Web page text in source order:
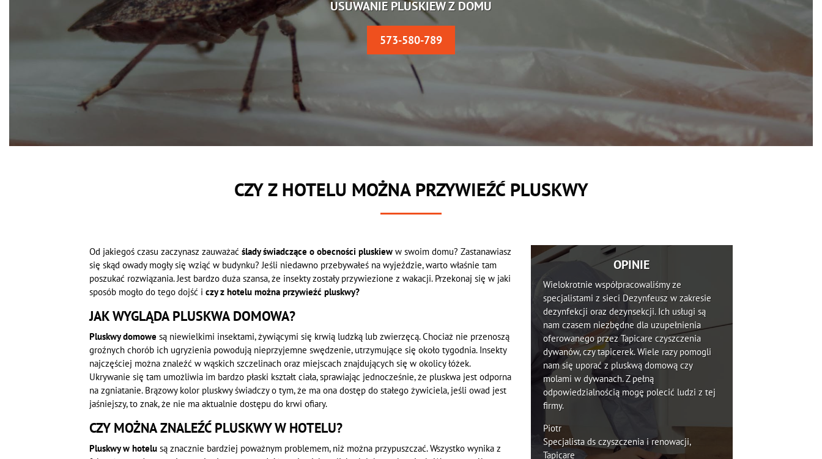
USUWANIE PLUSKIEW Z DOMU
573-580-789
CZY Z HOTELU MOŻNA PRZYWIEŹĆ PLUSKWY
Od jakiegoś czasu zaczynasz zauważaćślady świadczące o obecności pluskiew w swoim domu? Zastanawiasz
się skąd owady mogły się wziąć w budynku? Jeśli niedawno przebywałeś na wyjeździe, warto właśnie tam
poszukać rozwiązania. Jest bardzo duża szansa, że insekty zostały przywiezione z wakacji. Przekonaj się w jaki
sposób mogło do tego dojść iczy z hotelu można przywieźć pluskwy?
JAK WYGLĄDA PLUSKWA DOMOWA?
Pluskwy domowe są niewielkimi insektami, żywiącymi się krwią ludzką lub zwierzęcą. Chociaż nie przenoszą
groźnych chorób ich ugryzienia powodują nieprzyjemne swędzenie, utrzymujące się około tygodnia. Insekty
najczęściej można znaleźć w wąskich szczelinach oraz miejscach znajdujących się w okolicy łóżek.
Ukrywanie się tam umożliwia im bardzo płaski kształt ciała, sprawiając jednocześnie, że pluskwa jest odporna
na zgniatanie. Brązowy kolor pluskwy świadczy o tym, że ma ona dostęp do stałego żywiciela, jeśli owad jest
jaśniejszy, to znak, że nie ma aktualnie dostępu do krwi ofiary.
CZY MOŻNA ZNALEŹĆ PLUSKWY W HOTELU?
Pluskwy w hotelu są znacznie bardziej poważnym problemem, niż można przypuszczać. Wszystko wynika z
OPINIE
Wielokrotnie współpracowaliśmy ze
specjalistami z sieci Dezynfeusz w zakresie
dezynfekcji oraz dezynsekcji. Ich usługi są
nam czasem niezbędne dla uzupełnienia
oferowanego przez Tapicare czyszczenia
dywanów, czy tapicerek. Wiele razy pomogli
nam się uporać z pluskwą domową czy
molami w dywanach. Z pełną
odpowiedzialnością mogę polecić ludzi z tej
firmy.
Piotr
Specjalista ds czyszczenia i renowacji,
Tapicare